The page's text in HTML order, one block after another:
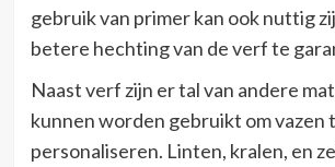
gebruik van primer kan ook nuttig
betere hechting van de verf te
Naast verf zijn er tal van andere
kunnen worden gebruikt om vazen
personaliseren. Linten, kralen, en